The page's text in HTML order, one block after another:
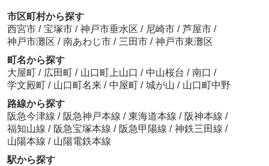
市区町村から探す
西宮市 / 宝塚市 / 神戸市垂水区 / 尼崎市 / 芦屋市 /
神戸市灘区 / 南あわじ市 / 三田市 / 神戸市東灘区
町名から探す
大屋町 / 広田町 / 山口町上山口 / 中山桜台 / 南口 /
学文殿町 / 山口町名来 / 中屋町 / 城が山 / 山口町中野
路線から探す
阪急今津線 / 阪急神戸本線 / 東海道本線 / 阪神本線 /
福知山線 / 阪急宝塚本線 / 阪急甲陽線 / 神鉄三田線 /
山陽本線 / 山陽電鉄本線
駅から探す